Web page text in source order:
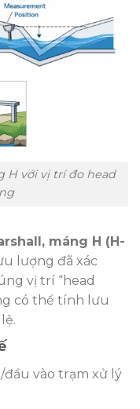
H với vị trí đo head
máng H (H-
lượng đã xác
vị trí “head
có thể tính lưu
vào trạm xử lý